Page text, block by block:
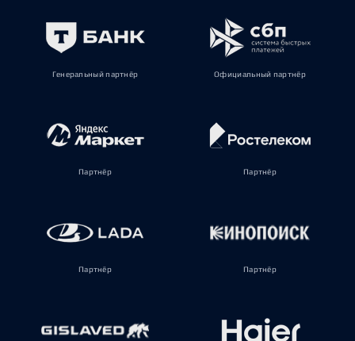
Генеральный партнёр Официальный партнёр
Партнёр Партнёр
Партнёр Партнёр